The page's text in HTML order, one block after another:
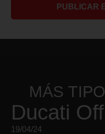
MÁS
Ducati
19/04/24